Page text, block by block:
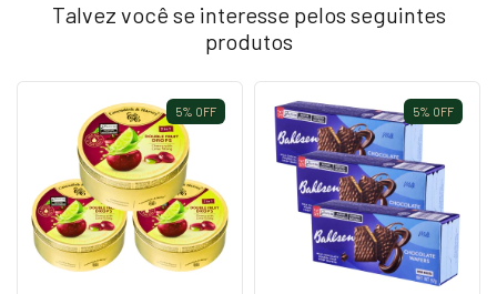
Talvez você se interesse pelos seguintes
produtos
5% OFF 5% OFF